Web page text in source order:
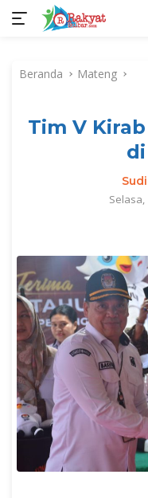
kontenBeranda Mateng
Tim V
Selasa,